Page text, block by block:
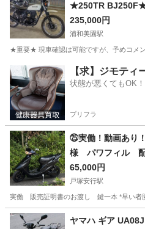
★250TR BJ250F★
225 エストレヤ
235,000円
浦和美園駅
★重要★ 現車確認は可能ですが、予めコメ
埼玉 越谷市 浦和美園駅 カワ
【求】ジモティ
状態が悪くてもOK
プリフラ
㉕実働！動画あ
様 パワフィル
65,000円
戸塚安行駅
実働 販売証明書のお渡し 鍵一本 *早い者
埼玉 川口市 戸塚安行駅
ヤマハ ギア